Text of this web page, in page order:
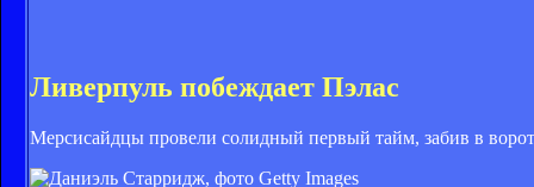
Ливерпуль побеждает Пэлас
Мерсисайдцы провели солидный первый тайм, забив в